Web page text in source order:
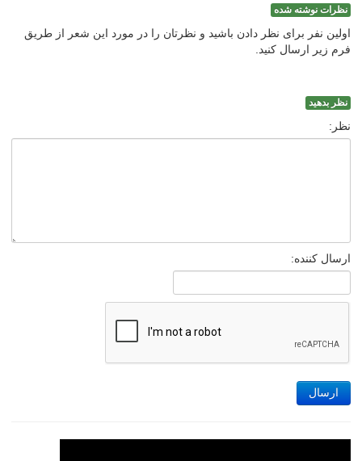
نظرات نوشته شده
اولین نفر برای نظر دادن باشید و نظرتان را در مورد این شعر از طریق
فرم زیر ارسال کنید.
نظر بدهید
نظر:
ارسال کننده:
ارسال